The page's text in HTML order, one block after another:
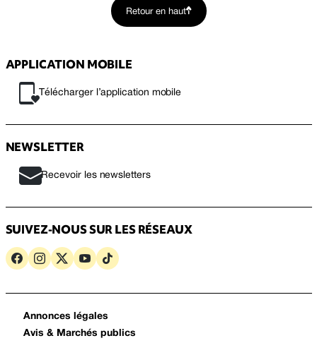
Retour en haut
APPLICATION MOBILE
Télécharger l’application mobile
NEWSLETTER
Recevoir les newsletters
SUIVEZ-NOUS SUR LES RÉSEAUX
Annonces légales
Avis & Marchés publics